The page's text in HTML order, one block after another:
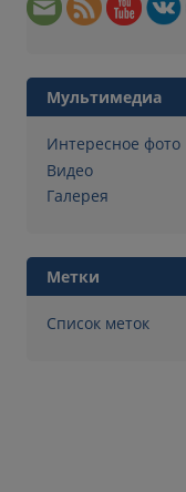
Мультимедиа
Интересное фото
Видео
Галерея
Метки
Список меток